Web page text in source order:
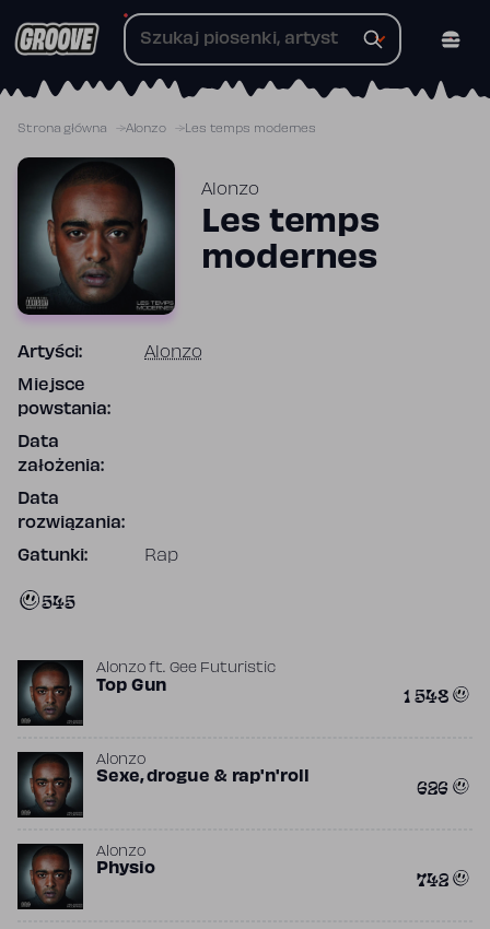
do
Strona główna Alonzo Les temps modernes
Alonzo
Les temps
modernes
Artyści: Alonzo
Miejsce
powstania:
Data
założenia:
Data
rozwiązania:
Gatunki: Rap
545
Alonzoft. Gee Futuristic
Top Gun 1 548
Alonzo
Sexe, drogue & rap'n'roll 626
Alonzo
Physio 742